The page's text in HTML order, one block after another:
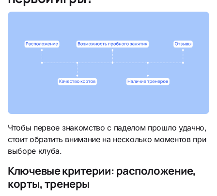
Чтобы первое знакомство с паделом прошло удачно,
стоит обратить внимание на несколько моментов при
выборе клуба.
Ключевые критерии: расположение,
корты, тренеры